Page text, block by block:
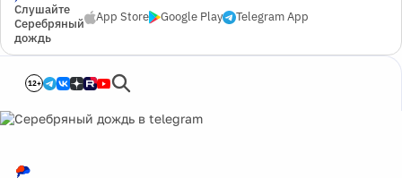
Слушайте
Серебряный
дождь
App Store Google Play Telegram App
12+